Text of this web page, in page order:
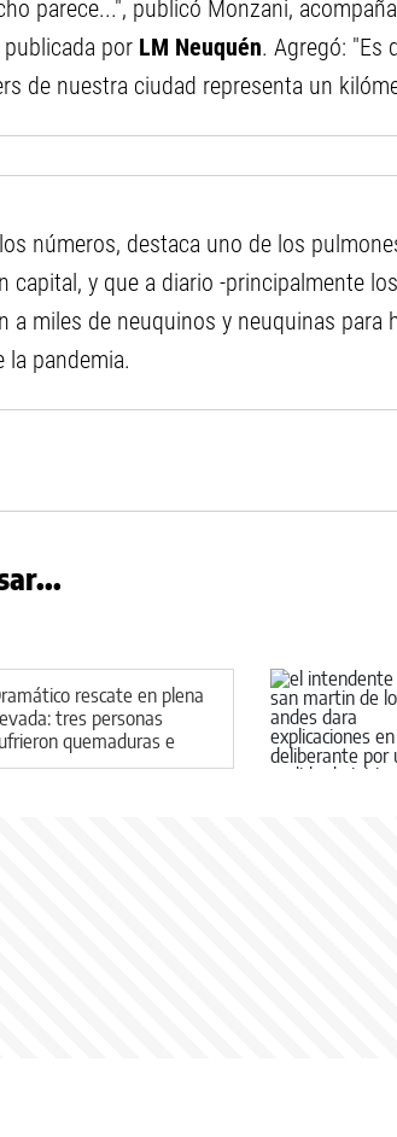
parece...", publicó Monzani,
por LM Neuquén. Agregó: "Es
de nuestra ciudad representa un
números, destaca uno de los
capital, y que a diario -principalmente
a miles de neuquinos y neuquinas para
la pandemia.
rescate en plena
tres personas
quemaduras e
tras un incendio